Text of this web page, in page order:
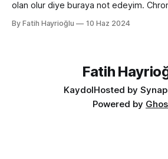
olan olur diye buraya not edeyim.
küçük mesela :) Yazı boyutlarını
By Fatih Hayrioğlu 10 Haz 2024
Fatih
KaydolHosted by
Powered by